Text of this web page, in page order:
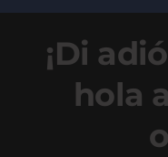
¡Di
hola